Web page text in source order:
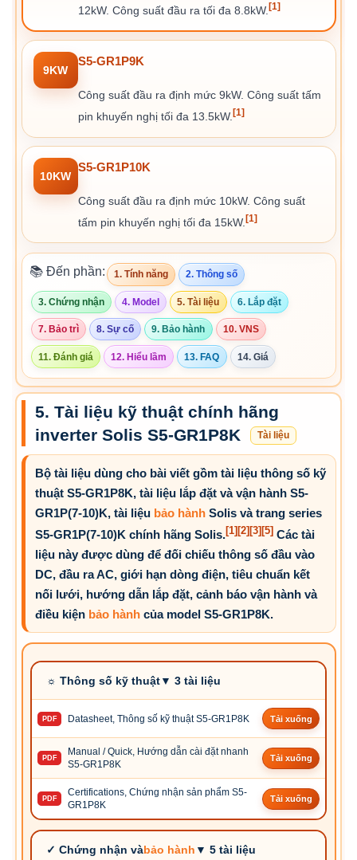
12kW. Công suất đầu ra tối đa 8.8kW. [1]
9KW
S5-GR1P9K
Công suất đầu ra định mức 9kW. Công suất tấm
pin khuyến nghị tối đa 13.5kW. [1]
10KW
S5-GR1P10K
Công suất đầu ra định mức 10kW. Công suất
tấm pin khuyến nghị tối đa 15kW. [1]
📚 Đến phần: 1. Tính năng 2. Thông số
3. Chứng nhận 4. Model 5. Tài liệu 6. Lắp đặt
7. Bảo trì 8. Sự cố 9. Bảo hành 10. VNS
11. Đánh giá 12. Hiểu lầm 13. FAQ 14. Giá
5. Tài liệu kỹ thuật chính hãng
inverter Solis S5-GR1P8K
Tài liệu
Bộ tài liệu dùng cho bài viết gồm tài liệu thông số kỹ
thuật S5-GR1P8K, tài liệu lắp đặt và vận hành S5-
GR1P(7-10)K, tài liệu bảo hànhSolis và trang series
S5-GR1P(7-10)K chính hãng Solis.[1] [2] [3] [5]Các tài
liệu này được dùng để đối chiếu thông số đầu vào
DC, đầu ra AC, giới hạn dòng điện, tiêu chuẩn kết
nối lưới, hướng dẫn lắp đặt, cảnh báo vận hành và
điều kiện bảo hànhcủa model S5-GR1P8K.
☼ Thông số kỹ thuật▼ 3 tài liệu
PDF Datasheet, Thông số kỹ thuật S5-GR1P8K Tải xuống
PDF
Manual / Quick, Hướng dẫn cài đặt nhanh
S5-GR1P8K
Tải xuống
PDF
Certifications, Chứng nhận sản phẩm S5-
GR1P8K
Tải xuống
✓ Chứng nhận vàbảo hành ▼ 5 tài liệu